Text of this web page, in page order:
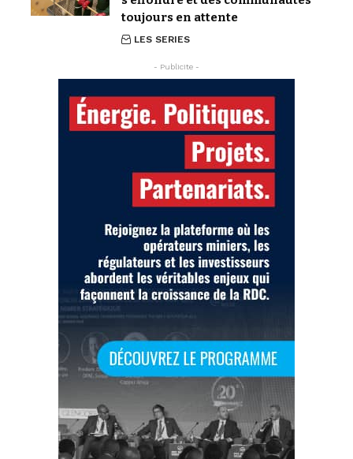
toujours en attente
LES SERIES
- Publicite -